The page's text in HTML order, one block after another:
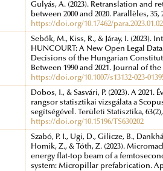
Gulyás, A. (2023). Retranslation and
between 2000 and 2020. Parallèles, 35,
https://doi.org/10.17462/para.2023.01.02
Sebők, M., Kiss, R., & Járay, I. (2023).
HUNCOURT: A New Open Legal
Decisions of the Hungarian
Between 1990 and 2021. Journal of
https://doi.org/10.1007/s13132-023-
Dobos, I., & Sasvári, P. (2023). A 2021.
rangsor statisztikai vizsgálata a
segítségével. Területi Statisztika, 63(2),
https://doi.org/10.15196/TS630202
Szabó, P. I., Ugi, D., Gilicze, B.,
Homik, Z., & Tóth, Z. (2023).
energy flat-top beam of a
system: Micropillar prefabrication.